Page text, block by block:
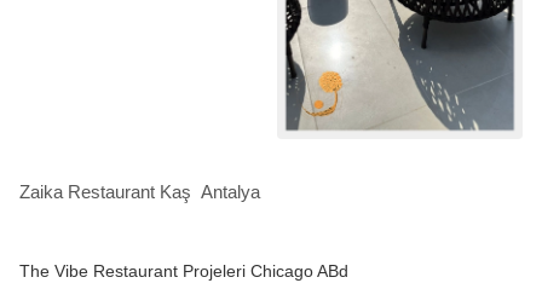
The Vibe Restaurant Projeleri Chicago ABd
Zaika Restaurant Kaş Antalya